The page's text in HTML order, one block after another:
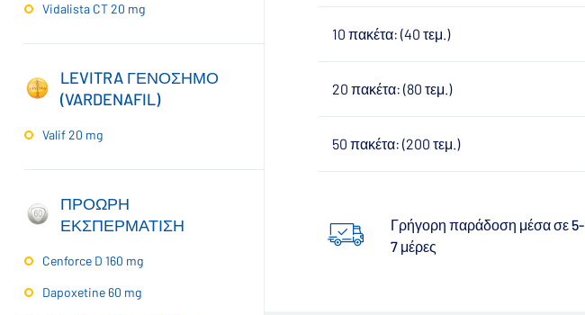
Vidalista CT 20 mg
LEVITRA ΓΕΝΟΣΗΜΟ
(VARDENAFIL)
Valif 20 mg
ΠΡΟΩΡΗ
ΕΚΣΠΕΡΜΑΤΙΣΗ
Cenforce D 160 mg
Dapoxetine 60 mg
10 πακέτα: (40 τεμ.)
20 πακέτα: (80 τεμ.)
50 πακέτα: (200 τεμ.)
Γρήγορη παράδοση μέσα σε 5-
7 μέρες